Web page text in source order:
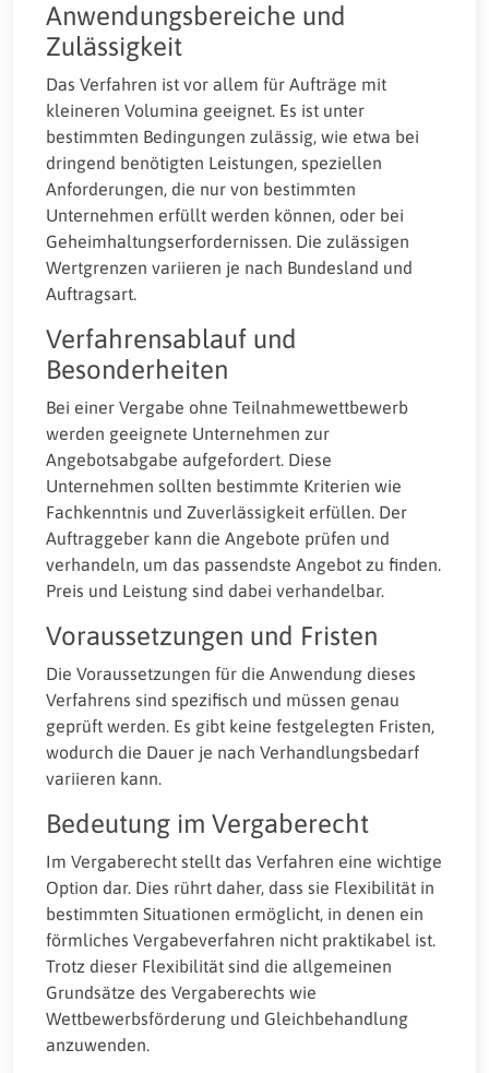
Anwendungsbereiche und
Zulässigkeit
Das Verfahren ist vor allem für Aufträge mit
kleineren Volumina geeignet. Es ist unter
bestimmten Bedingungen zulässig, wie etwa bei
dringend benötigten Leistungen, speziellen
Anforderungen, die nur von bestimmten
Unternehmen erfüllt werden können, oder bei
Geheimhaltungserfordernissen. Die zulässigen
Wertgrenzen variieren je nach Bundesland und
Auftragsart.
Verfahrensablauf und
Besonderheiten
Bei einer Vergabe ohne Teilnahmewettbewerb
werden geeignete Unternehmen zur
Angebotsabgabe aufgefordert. Diese
Unternehmen sollten bestimmte Kriterien wie
Fachkenntnis und Zuverlässigkeit erfüllen. Der
Auftraggeber kann die Angebote prüfen und
verhandeln, um das passendste Angebot zu finden.
Preis und Leistung sind dabei verhandelbar.
Voraussetzungen und Fristen
Die Voraussetzungen für die Anwendung dieses
Verfahrens sind spezifisch und müssen genau
geprüft werden. Es gibt keine festgelegten Fristen,
wodurch die Dauer je nach Verhandlungsbedarf
variieren kann.
Bedeutung im Vergaberecht
Im Vergaberecht stellt das Verfahren eine wichtige
Option dar. Dies rührt daher, dass sie Flexibilität in
bestimmten Situationen ermöglicht, in denen ein
förmliches Vergabeverfahren nicht praktikabel ist.
Trotz dieser Flexibilität sind die allgemeinen
Grundsätze des Vergaberechts wie
Wettbewerbsförderung und Gleichbehandlung
anzuwenden.